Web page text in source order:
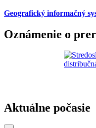
Geografický informačný
Oznámenie o
Aktuálne počasie